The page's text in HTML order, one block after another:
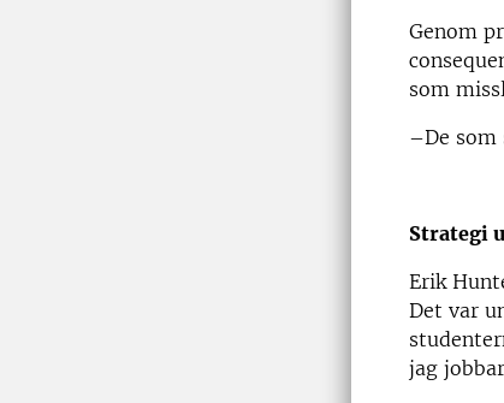
Genom
som
–De som
Strategi
Erik
Det var
jag